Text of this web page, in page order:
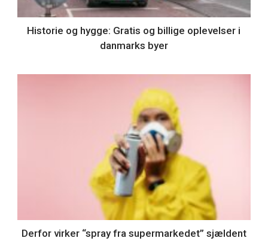
Historie og hygge: Gratis og billige oplevelser i
danmarks byer
Derfor virker “spray fra supermarkedet” sjældent